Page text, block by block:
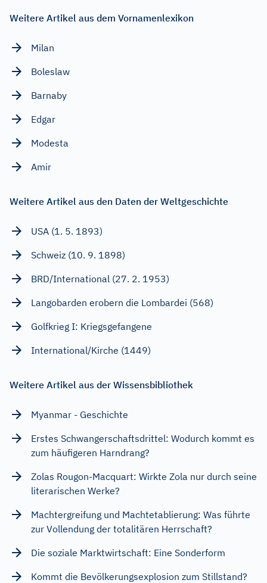
Weitere Artikel aus dem Vornamenlexikon
Milan
Boleslaw
Barnaby
Edgar
Modesta
Amir
Weitere Artikel aus den Daten der Weltgeschichte
USA (1. 5. 1893)
Schweiz (10. 9. 1898)
BRD/International (27. 2. 1953)
Langobarden erobern die Lombardei (568)
Golfkrieg I: Kriegsgefangene
International/Kirche (1449)
Weitere Artikel aus der Wissensbibliothek
Myanmar - Geschichte
Erstes Schwangerschaftsdrittel: Wodurch kommt es
zum häufigeren Harndrang?
Zolas Rougon-Macquart: Wirkte Zola nur durch seine
literarischen Werke?
Machtergreifung und Machtetablierung: Was führte
zur Vollendung der totalitären Herrschaft?
Die soziale Marktwirtschaft: Eine Sonderform
Kommt die Bevölkerungsexplosion zum Stillstand?